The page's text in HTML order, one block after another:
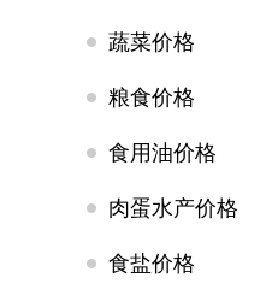
蔬菜价格
粮食价格
食用油价格
肉蛋水产价格
食盐价格